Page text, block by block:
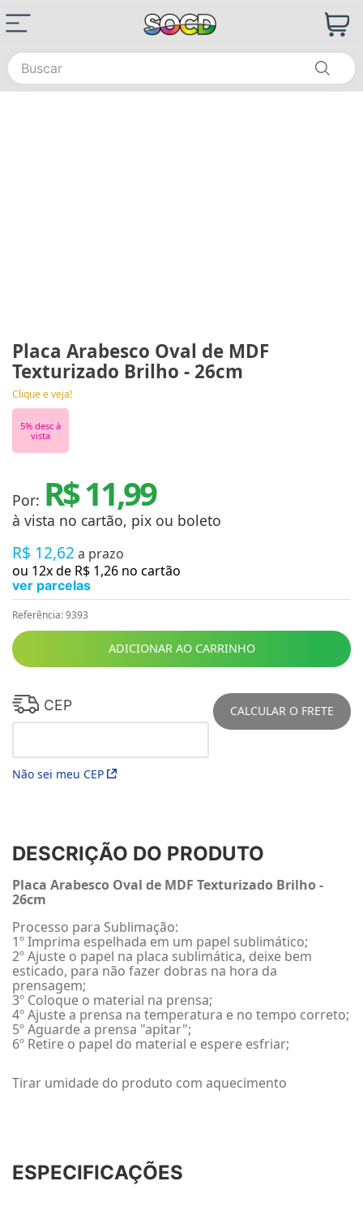
Buscar
Placa Arabesco Oval de MDF
Texturizado Brilho - 26cm
Clique e veja!
5% desc à
vista
Por: R$ 11,99
à vista no cartão, pix ou boleto
R$ 12,62 a prazo
ou 12x de R$ 1,26 no cartão
ver parcelas
Referência:9393
ADICIONAR AO CARRINHO
CEP
Não sei meu CEP
CALCULAR O FRETE
DESCRIÇÃO DO PRODUTO
Placa Arabesco Oval de MDF Texturizado Brilho -
26cm
Processo para Sublimação:
1º Imprima espelhada em um papel sublimático;
2º Ajuste o papel na placa sublimática, deixe bem
esticado, para não fazer dobras na hora da
prensagem;
3º Coloque o material na prensa;
4º Ajuste a prensa na temperatura e no tempo correto;
5º Aguarde a prensa "apitar";
6º Retire o papel do material e espere esfriar;
Tirar umidade do produto com aquecimento
ESPECIFICAÇÕES